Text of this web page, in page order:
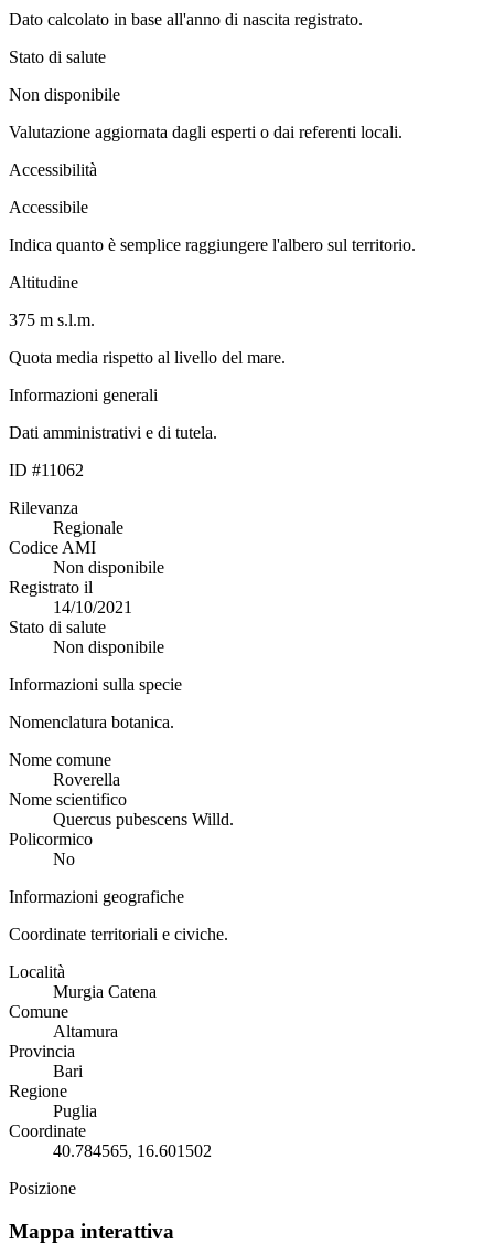
Dato calcolato in base all'anno di nascita registrato.
Stato di salute
Non disponibile
Valutazione aggiornata dagli esperti o dai referenti locali.
Accessibilità
Accessibile
Indica quanto è semplice raggiungere l'albero sul territorio.
Altitudine
375 m s.l.m.
Quota media rispetto al livello del mare.
Informazioni generali
Dati amministrativi e di tutela.
ID #11062
Rilevanza
Regionale
Codice AMI
Non disponibile
Registrato il
14/10/2021
Stato di salute
Non disponibile
Informazioni sulla specie
Nomenclatura botanica.
Nome comune
Roverella
Nome scientifico
Quercus pubescens Willd.
Policormico
No
Informazioni geografiche
Coordinate territoriali e civiche.
Località
Murgia Catena
Comune
Altamura
Provincia
Bari
Regione
Puglia
Coordinate
40.784565, 16.601502
Posizione
Mappa interattiva